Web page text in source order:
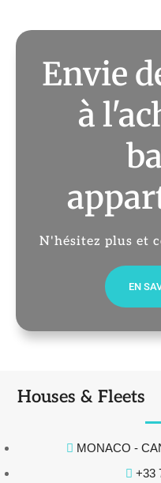
Envie
à
N'hésitez plus et
EN
Houses & Fleets
MONACO -
+33